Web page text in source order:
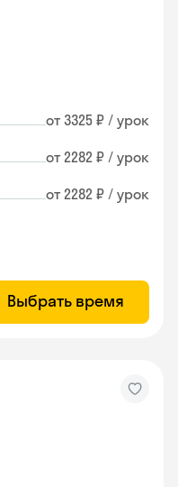
от 3325 ₽ / урок
от 2282 ₽ / урок
от 2282 ₽ / урок
Выбрать время